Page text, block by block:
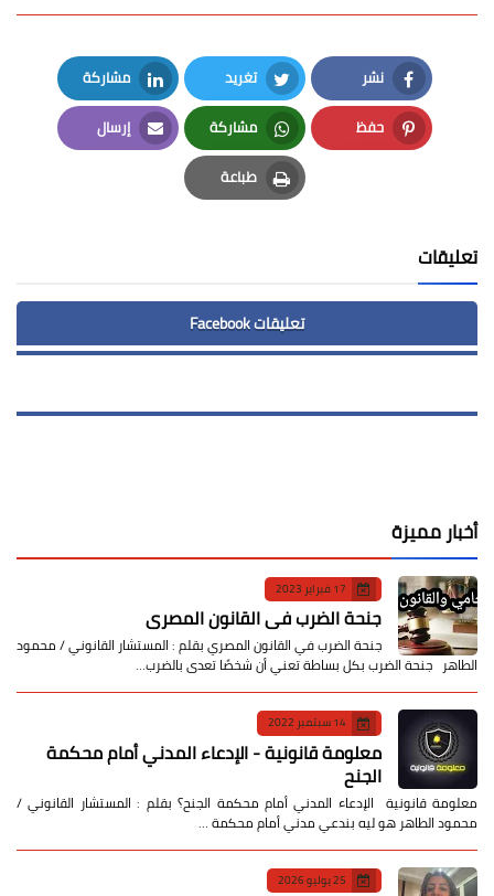
نشر
Facebook
تغريد
Twitter
مشاركة
LinkedIn
حفظ
Pinterest
مشاركة
Whatsapp
إرسال
Email
طباعة
Print
تعليقات
تعليقات Facebook
أخبار مميزة
17 فبراير 2023
جنحة الضرب في القانون المصري
جنحة الضرب في القانون المصري بقلم : المستشار القانوني / محمود
الطاهر جنحة الضرب بكل بساطة تعني أن شخصًا تعدى بالضرب…
14 سبتمبر 2022
معلومة قانونية - الإدعاء المدني أمام محكمة
الجنح
معلومة قانونية الإدعاء المدني أمام محكمة الجنح؟ بقلم : المستشار القانوني /
محمود الطاهر هو ليه بندعي مدني أمام محكمة …
25 يوليو 2026